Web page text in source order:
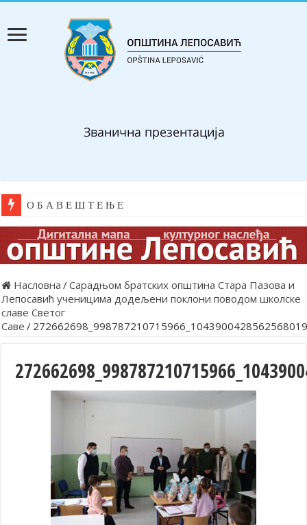
О Б А В Е Ш Т Е Њ Е
Насловна /Сарадњом братских општина Стара Пазова и
Лепосавић ученицима додељени поклони поводом школске
славе Светог
Саве /